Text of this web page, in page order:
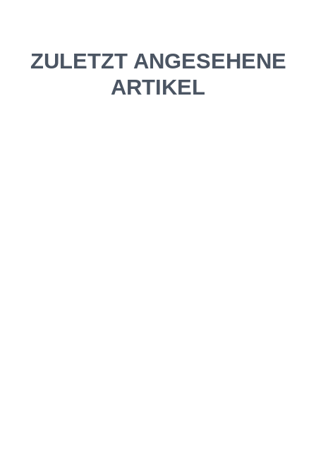
ZULETZT ANGESEHENE
ARTIKEL